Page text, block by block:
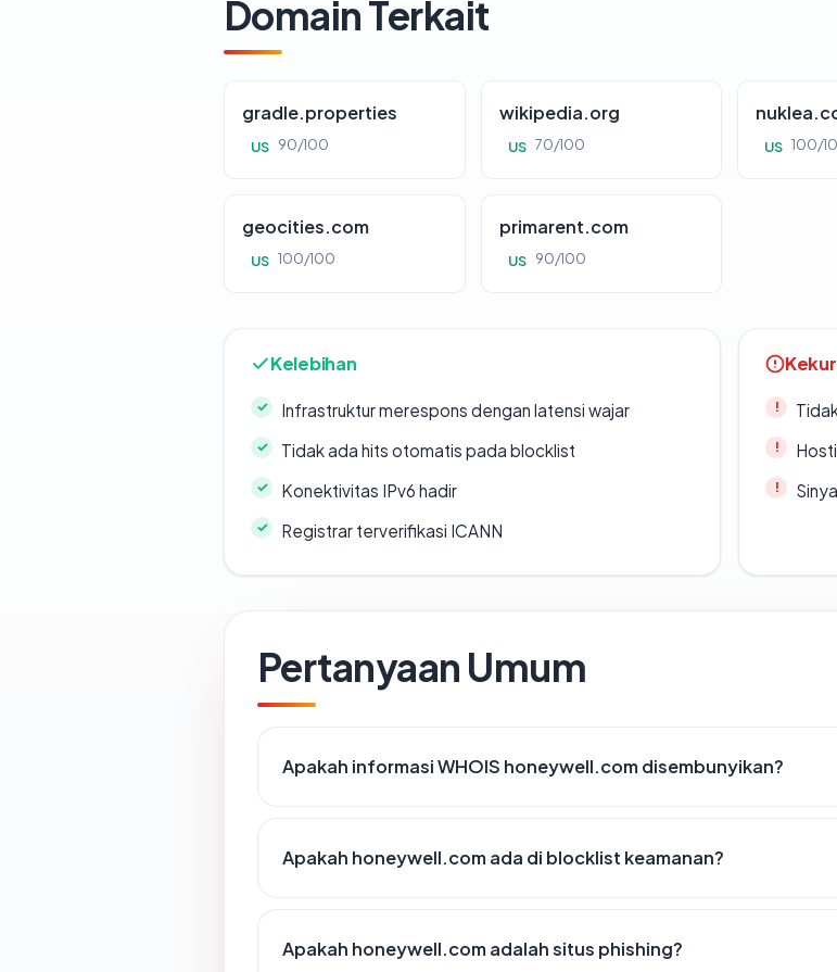
Domain Terkait
gradle.properties
US 90/100
wikipedia.org
US 70/100 US 100/
geocities.com
US 100/100
primarent.com
US 90/100
Kelebihan
Infrastruktur merespons dengan latensi wajar
Tidak ada hits otomatis pada blocklist
Konektivitas IPv6 hadir
Registrar terverifikasi ICANN
Pertanyaan Umum
Apakah informasi WHOIS honeywell.com disembunyikan?
Apakah honeywell.com ada di blocklist keamanan?
Apakah honeywell.com adalah situs phishing?